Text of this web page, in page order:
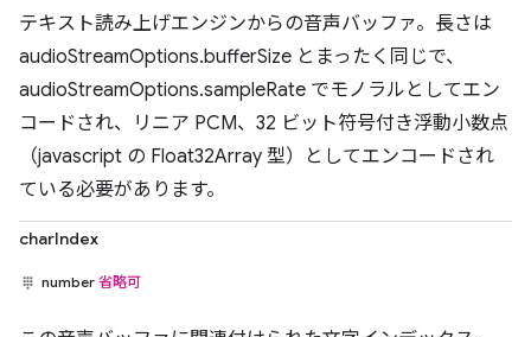
テキスト読み上げエンジンからの音声バッファ。長さは
audioStreamOptions.bufferSize とまったく同じで、
audioStreamOptions.sampleRate でモノラルとしてエン
コードされ、リニア PCM、32 ビット符号付き浮動小数点
（javascript の Float32Array 型）としてエンコードされ
ている必要があります。
charIndex
number 省略可